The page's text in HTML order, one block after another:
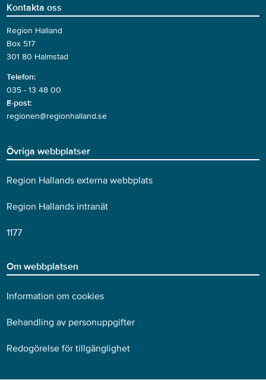
Kontakta oss
Region Halland
Box 517
301 80 Halmstad
Telefon:
035 - 13 48 00
E-post:
regionen@regionhalland.se
Övriga webbplatser
Region Hallands externa webbplats
Region Hallands intranät
1177
Om webbplatsen
Information om cookies
Behandling av personuppgifter
Redogörelse för tillgänglighet